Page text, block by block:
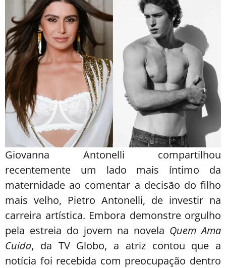
Giovanna Antonelli compartilhou
recentemente um lado mais íntimo da
maternidade ao comentar a decisão do filho
mais velho, Pietro Antonelli, de investir na
carreira artística. Embora demonstre orgulho
pela estreia do jovem na novela Quem Ama
Cuida, da TV Globo, a atriz contou que a
notícia foi recebida com preocupação dentro